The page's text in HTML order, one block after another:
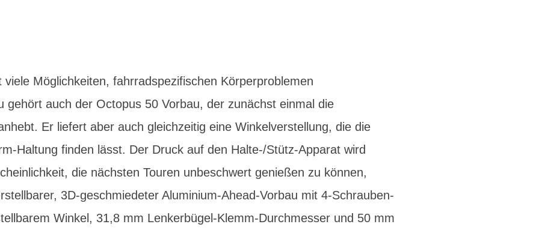
Möglichkeiten, fahrradspezifischen Körperproblemen
gehört auch der Octopus 50 Vorbau, der zunächst einmal die
Er liefert aber auch gleichzeitig eine Winkelverstellung, die die
Haltung finden lässt. Der Druck auf den Halte-/Stütz-Apparat wird
die nächsten Touren unbeschwert genießen zu können,
3D-geschmiedeter Aluminium-Ahead-Vorbau mit 4-Schrauben-
Winkel, 31,8 mm Lenkerbügel-Klemm-Durchmesser und 50 mm